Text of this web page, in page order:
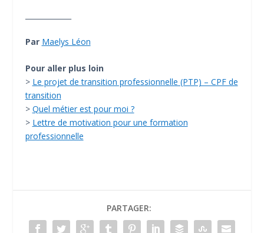
Par Maelys Léon
Pour aller plus loin
> Le projet de transition professionnelle (PTP) – CPF de
transition
> Quel métier est pour moi ?
> Lettre de motivation pour une formation
professionnelle
PARTAGER: